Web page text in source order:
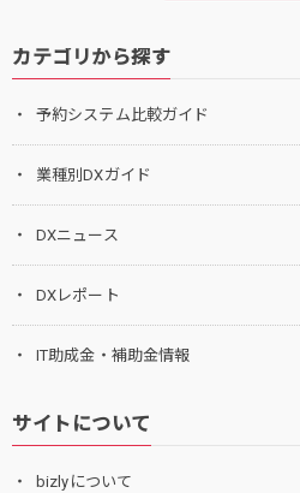
カテゴリから探す
予約システム比較ガイド
業種別DXガイド
DXニュース
DXレポート
IT助成金・補助金情報
サイトについて
bizlyについて